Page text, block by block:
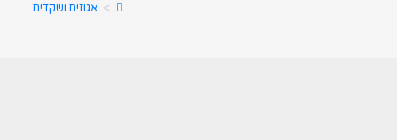
> אגוזים ושקדים